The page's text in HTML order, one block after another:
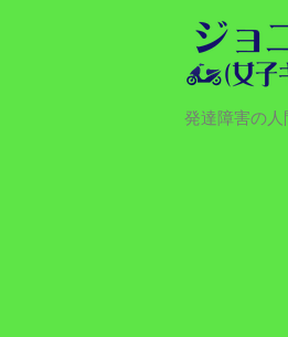
発達障害の人